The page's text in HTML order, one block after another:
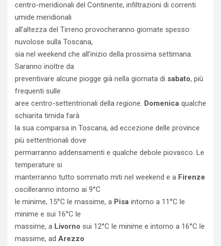
centro-meridionali del Continente, infiltrazioni di correnti
umide meridionali
all’altezza del Tirreno provocheranno giornate spesso
nuvolose sulla Toscana,
sia nel weekend che all’inizio della prossima settimana.
Saranno inoltre da
preventivare alcune piogge già nella giornata di sabato, più
frequenti sulle
aree centro-settentrionali della regione. Domenica qualche
schiarita timida farà
la sua comparsa in Toscana, ad eccezione delle province
più settentrionali dove
permarranno addensamenti e qualche debole piovasco. Le
temperature si
manterranno tutto sommato miti nel weekend e a Firenze
oscilleranno intorno ai 9°C
le minime, 15°C le massime, a Pisa intorno a 11°C le
minime e sui 16°C le
massime, a Livorno sui 12°C le minime e intorno a 16°C le
massime, ad Arezzo